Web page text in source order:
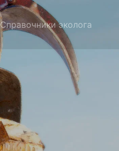
Справочники эколога